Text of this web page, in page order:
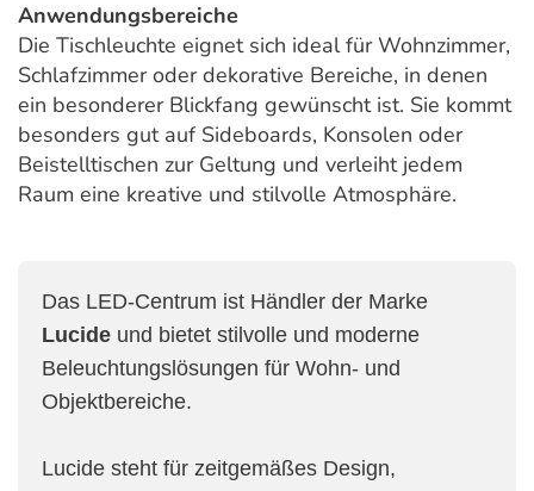
Anwendungsbereiche
Die Tischleuchte eignet sich ideal für Wohnzimmer,
Schlafzimmer oder dekorative Bereiche, in denen
ein besonderer Blickfang gewünscht ist. Sie kommt
besonders gut auf Sideboards, Konsolen oder
Beistelltischen zur Geltung und verleiht jedem
Raum eine kreative und stilvolle Atmosphäre.
Das LED-Centrum ist Händler der Marke
Lucide und bietet stilvolle und moderne
Beleuchtungslösungen für Wohn- und
Objektbereiche.
Lucide steht für zeitgemäßes Design,